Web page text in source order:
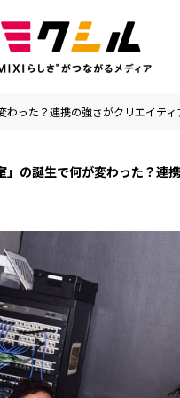
わった？連携の強さがクリエイティ
」の誕生で何が変わった？連